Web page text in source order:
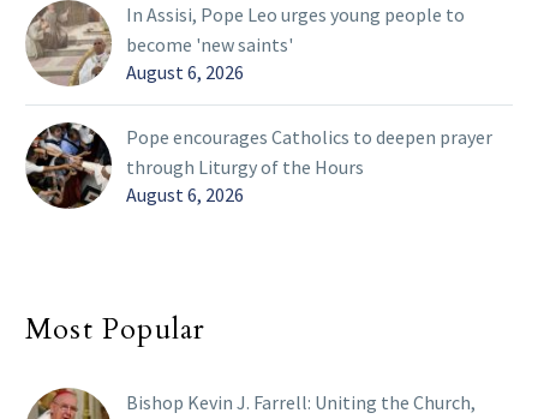
In Assisi, Pope Leo urges young people to
become 'new saints'
August 6, 2026
Pope encourages Catholics to deepen prayer
through Liturgy of the Hours
August 6, 2026
Most Popular
Bishop Kevin J. Farrell: Uniting the Church,